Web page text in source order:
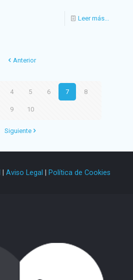
Leer más...
Anterior
4 5 6 7 8
9 10
Siguiente
Aviso Legal Política de Cookies